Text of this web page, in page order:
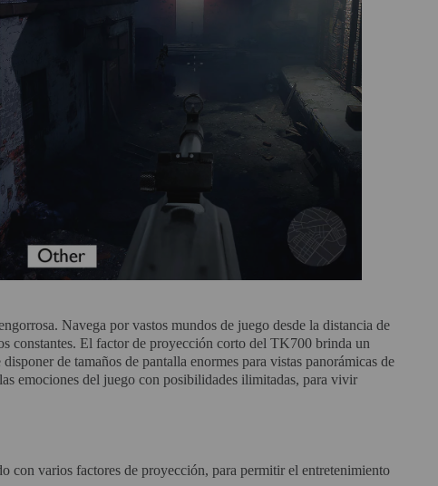
Navega por vastos mundos de juego desde la distancia de
constantes. El factor de proyección corto del TK700 brinda un
de tamaños de pantalla enormes para vistas panorámicas de
emociones del juego con posibilidades ilimitadas, para vivir
con varios factores de proyección, para permitir el entretenimiento